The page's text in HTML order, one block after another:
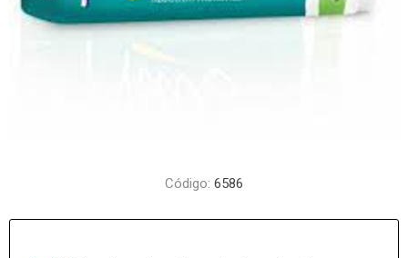
Código: 6586